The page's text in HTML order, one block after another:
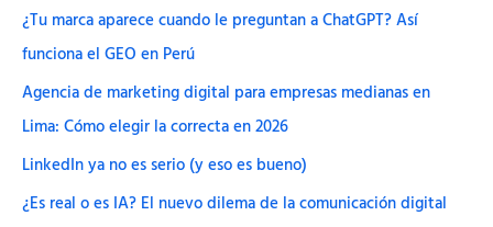
¿Tu marca aparece cuando le preguntan a ChatGPT? Así
funciona el GEO en Perú
Agencia de marketing digital para empresas medianas en
Lima: Cómo elegir la correcta en 2026
LinkedIn ya no es serio (y eso es bueno)
¿Es real o es IA? El nuevo dilema de la comunicación digital